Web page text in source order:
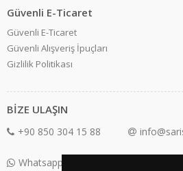
Güvenli E-Ticaret
Güvenli E-Ticaret
Güvenli Alışveriş İpuçları
Gizlilik Politikası
BİZE ULAŞIN
+90 850 304 15 88
Whatsapp Destek: +90 850 304 15 88